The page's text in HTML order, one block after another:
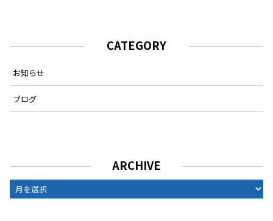
CATEGORY
お知らせ
ブログ
ARCHIVE
ARCHIVE